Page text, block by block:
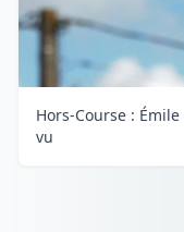
Hors-Course :
vu